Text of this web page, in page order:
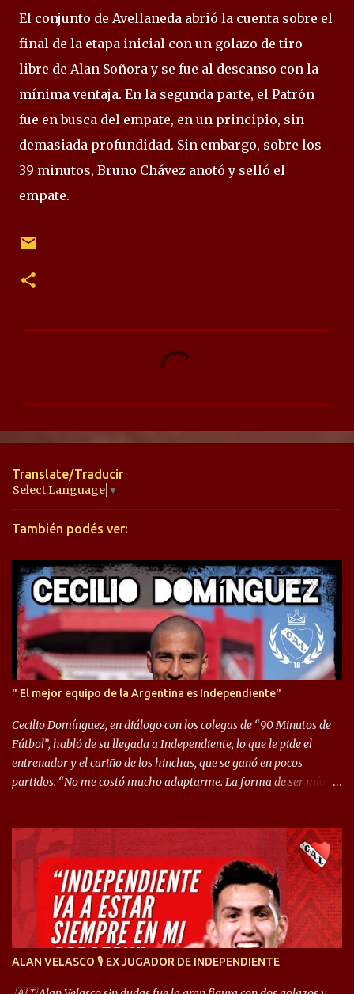
El conjunto de Avellaneda abrió la cuenta sobre el
final de la etapa inicial con un golazo de tiro
libre de Alan Soñora y se fue al descanso con la
mínima ventaja. En la segunda parte, el Patrón
fue en busca del empate, en un principio, sin
demasiada profundidad. Sin embargo, sobre los
39 minutos, Bruno Chávez anotó y selló el
empate.
n
a
r
i
s
Translate/Traducir
Select Language ▼
También podés ver:
" El mejor equipo de la Argentina es Independiente"
Cecilio Domínguez, en diálogo con los colegas de “90 Minutos de
Fútbol”, habló de su llegada a Independiente, lo que le pide el
entrenador y el cariño de los hinchas, que se ganó en pocos
partidos. “No me costó mucho adaptarme. La forma de ser mía
llegué a un Independiente que juega muy dinámico y me gusta
mucho. Me favorece por la forma de jugar mía y eso también
ayudó a que me adapte”. “Me siento mejor por izquierda, pero me
gusta mucho jugar de 9, y juego sin problemas por derecha
también. Jugar de 9 y de extremo por izquierda es diferente. A mi
me gusta jugar por fuera, porque tengo mas posibilidades de
encarar, de enganchar. Pero yo soy un hombre que pica mucho y
arco y tengo más posibilidades”. Sobre lo que le pide el DT,
ALAN VELASCO 🎙 EX JUGADOR DE INDEPENDIENTE